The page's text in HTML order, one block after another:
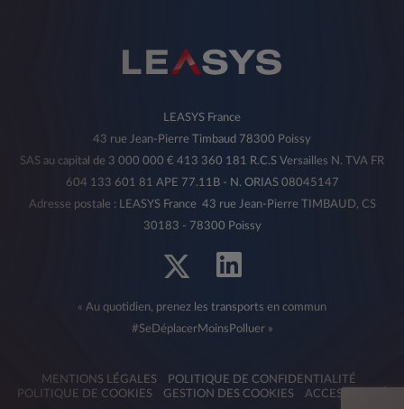
LEASYS France
43 rue Jean-Pierre Timbaud 78300 Poissy
SAS au capital de 3 000 000 € 413 360 181 R.C.S Versailles N. TVA FR
604 133 601 81 APE 77.11B - N. ORIAS 08045147
Adresse postale : LEASYS France 43 rue Jean-Pierre TIMBAUD, CS
30183 - 78300 Poissy
« Au quotidien, prenez les transports en commun
#SeDéplacerMoinsPolluer »
MENTIONS LÉGALES
POLITIQUE DE CONFIDENTIALITÉ
POLITIQUE DE COOKIES
GESTION DES COOKIES ACCESSIBILITÉ